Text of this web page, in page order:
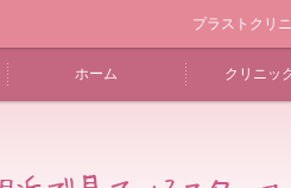
プラストクリ
ホーム クリニッ